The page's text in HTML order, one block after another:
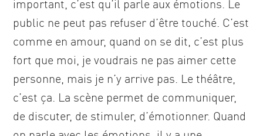
important, c’est qu’il parle aux émotions. Le
public ne peut pas refuser d’être touché. C’est
comme en amour, quand on se dit, c’est plus
fort que moi, je voudrais ne pas aimer cette
personne, mais je n’y arrive pas. Le théâtre,
c’est ça. La scène permet de communiquer,
de discuter, de stimuler, d’émotionner. Quand